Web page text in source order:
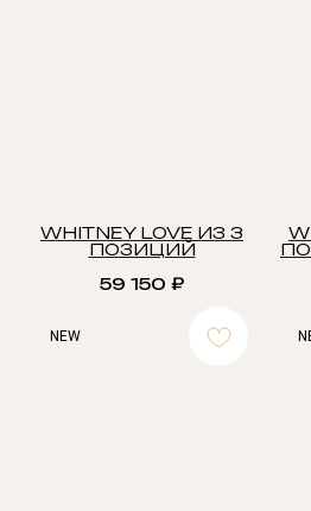
WHITNEY LOVE ИЗ 3
ПОЗИЦИЙ
59 150 ₽
NEW